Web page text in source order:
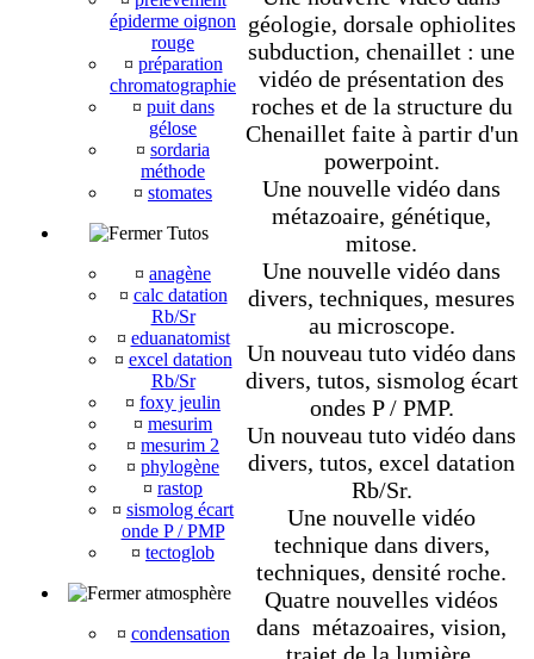
épiderme oignon
rouge
¤ préparation
chromatographie
¤ puit dans
gélose
¤ sordaria
méthode
¤ stomates
Tutos
¤ anagène
¤ calc datation
Rb/Sr
¤ eduanatomist
¤ excel datation
Rb/Sr
¤ foxy jeulin
¤ mesurim
¤ mesurim 2
¤ phylogène
¤ rastop
¤ sismolog écart
onde P / PMP
¤ tectoglob
atmosphère
¤ condensation
géologie, dorsale ophiolites
subduction, chenaillet : une
vidéo de présentation des
roches et de la structure du
Chenaillet faite à partir d'un
powerpoint.
Une nouvelle vidéo dans
métazoaire, génétique,
mitose.
Une nouvelle vidéo dans
divers, techniques, mesures
au microscope.
Un nouveau tuto vidéo dans
divers, tutos, sismolog écart
ondes P / PMP.
Un nouveau tuto vidéo dans
divers, tutos, excel datation
Rb/Sr.
Une nouvelle vidéo
technique dans divers,
techniques, densité roche.
Quatre nouvelles vidéos
dans métazoaires, vision,
trajet de la lumière.